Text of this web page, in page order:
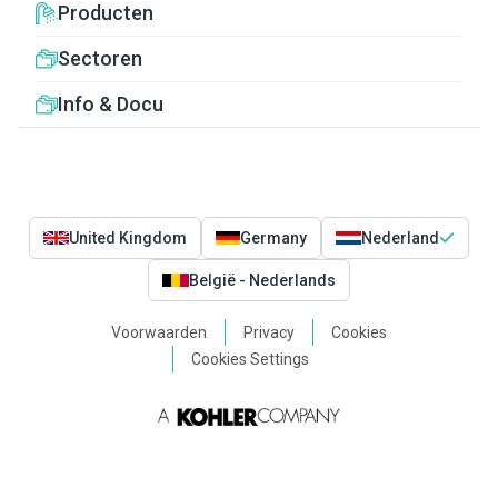
Producten
Sectoren
Info & Docu
United Kingdom Germany Nederland
België - Nederlands
Voorwaarden Privacy
Cookies
Cookies Settings